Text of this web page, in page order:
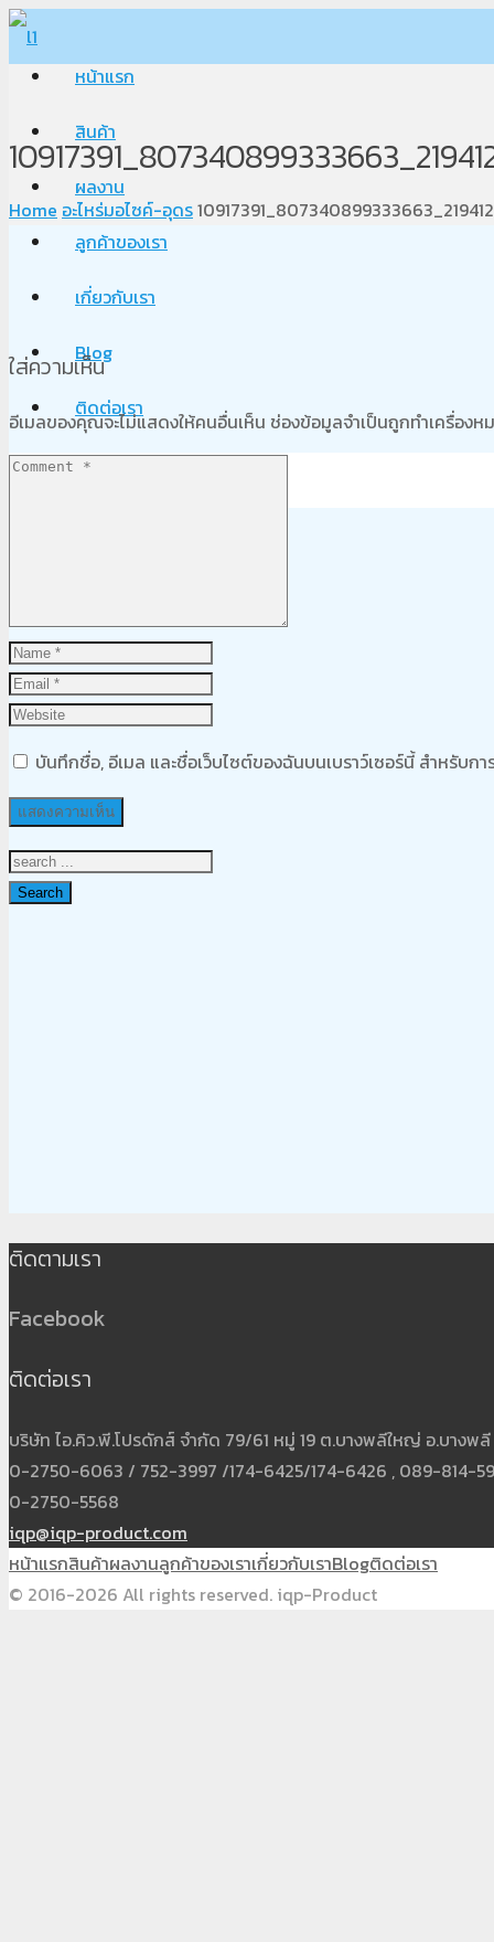
หน้าแรก
สินค้า
ผลงาน
ลูกค้าของเรา
เกี่ยวกับเรา
Blog
ติดต่อเรา
Home อะไหร่มอไซค์-อุดร
ใส่ความเห็น
อีเมลของคุณจะไม่แสดงให้คนอื่นเห็น ช่องข้อมูลจำเป็นถูกทำเครื่องห
บันทึกชื่อ, อีเมล และชื่อเว็บไซต์ของฉันบนเบราว์เซอร์นี้ สำหรับก
Search
ติดตามเรา
Facebook
ติดต่อเรา
บริษัท ไอ.คิว.พี.โปรดักส์ จำกัด 79/61 หมู่ 19 ต.บางพลีใหญ่ อ.บางพ
0-2750-6063 / 752-3997 /174-6425/174-6426 , 089-814-
0-2750-5568
iqp@iqp-product.com
หน้าแรกสินค้าผลงานลูกค้าของเราเกี่ยวกับเราBlogติดต่อเรา
© 2016-2026 All rights reserved. iqp-Product